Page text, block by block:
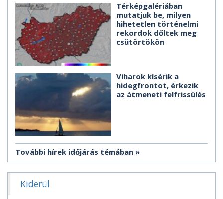
Térképgalériában
mutatjuk be, milyen
hihetetlen történelmi
rekordok dőltek meg
csütörtökön
Viharok kísérik a
hidegfrontot, érkezik
az átmeneti felfrissülés
További hírek időjárás témában
Kiderül